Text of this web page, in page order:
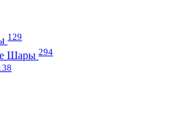
129
Шары 294